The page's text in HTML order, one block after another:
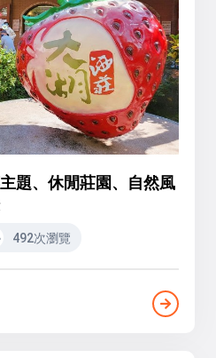
題、休閒莊園、自然風
492次瀏覽